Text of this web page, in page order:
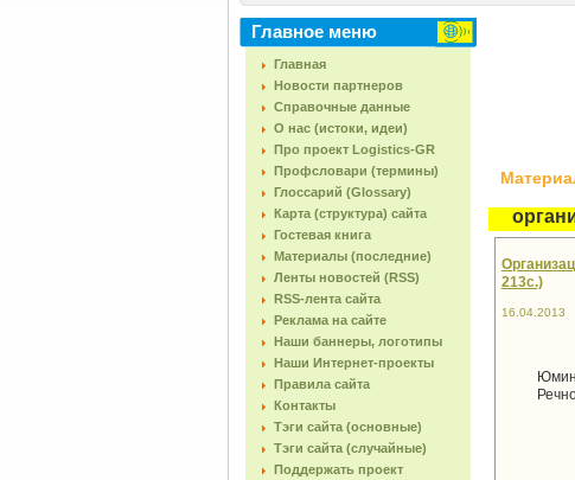
Главное меню
Главная
Новости партнеров
Справочные данные
О нас (истоки, идеи)
Про проект Logistics-GR
Профсловари (термины)
Глоссарий (Glossary)
Карта (структура) сайта
Гостевая книга
Материалы (последние)
Ленты новостей (RSS)
RSS-лента сайта
Реклама на сайте
Наши баннеры, логотипы
Наши Интернет-проекты
Правила сайта
Контакты
Тэги сайта (основные)
Тэги сайта (случайные)
Поддержать проект
213с.)
16.04.2013